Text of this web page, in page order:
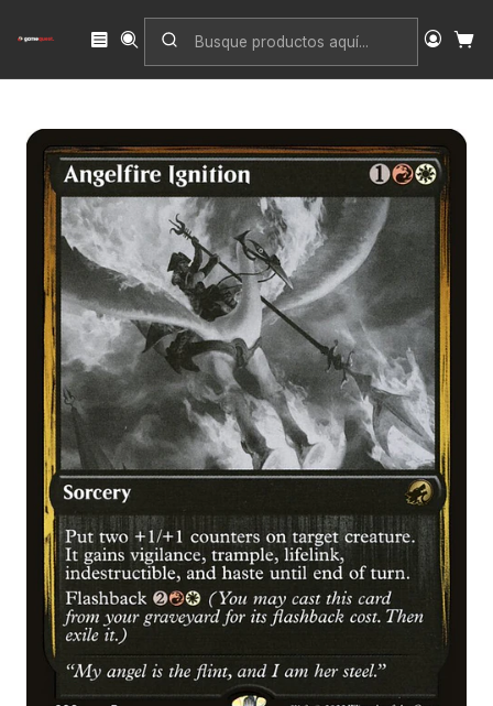
Inicio Singles
Innistrad: Double Feature
Angelfire Ignition | Inglés | NM | DBL